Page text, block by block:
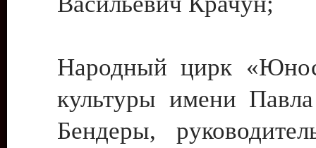
Народный цирк
культуры имени
Бендеры,